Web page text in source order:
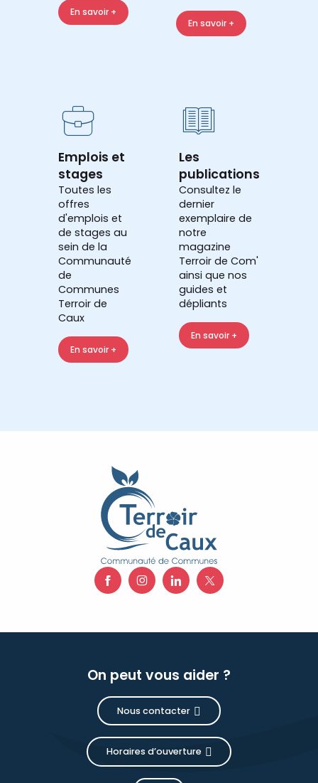
En savoir +
En savoir +
Emplois et
stages
Toutes les
offres
d'emplois et
de stages au
sein de la
Communauté
de
Communes
Terroir de
Caux
En savoir +
Les
publications
Consultez le
dernier
exemplaire de
notre
magazine
Terroir de Com'
ainsi que nos
guides et
dépliants
En savoir +
On peut vous aider ?
Nous contacter
Horaires d’ouverture